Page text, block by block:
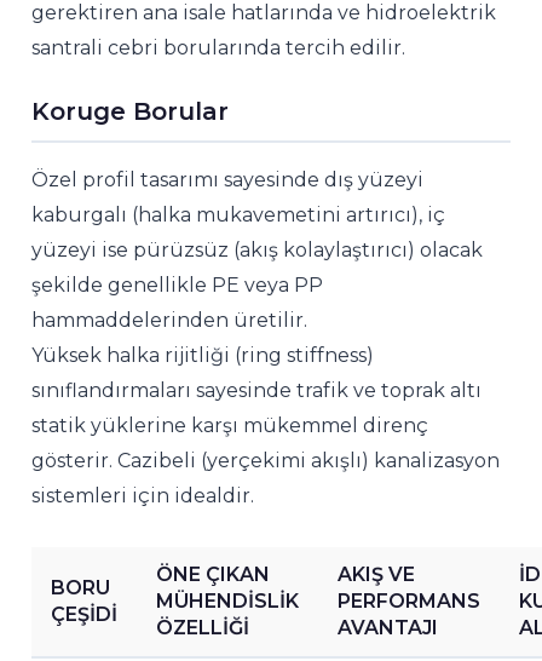
gerektiren ana isale hatlarında ve hidroelektrik
santrali cebri borularında tercih edilir.
Koruge Borular
Özel profil tasarımı sayesinde dış yüzeyi
kaburgalı (halka mukavemetini artırıcı), iç
yüzeyi ise pürüzsüz (akış kolaylaştırıcı) olacak
şekilde genellikle PE veya PP
hammaddelerinden üretilir.
Yüksek halka rijitliği (ring stiffness)
sınıflandırmaları sayesinde trafik ve toprak altı
statik yüklerine karşı mükemmel direnç
gösterir. Cazibeli (yerçekimi akışlı) kanalizasyon
sistemleri için idealdir.
BORU
ÇEŞIDI
ÖNE ÇIKAN
MÜHENDISLIK
ÖZELLIĞI
AKIŞ VE
PERFORMANS
AVANTAJI